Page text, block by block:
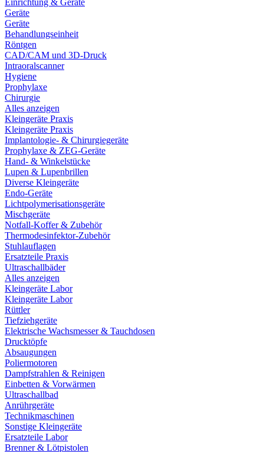
Einrichtung & Geräte
Geräte
Geräte
Behandlungseinheit
Röntgen
CAD/CAM und 3D-Druck
Intraoralscanner
Hygiene
Prophylaxe
Chirurgie
Alles anzeigen
Kleingeräte Praxis
Kleingeräte Praxis
Implantologie- & Chirurgiegeräte
Prophylaxe & ZEG-Geräte
Hand- & Winkelstücke
Lupen & Lupenbrillen
Diverse Kleingeräte
Endo-Geräte
Lichtpolymerisationsgeräte
Mischgeräte
Notfall-Koffer & Zubehör
Thermodesinfektor-Zubehör
Stuhlauflagen
Ersatzteile Praxis
Ultraschallbäder
Alles anzeigen
Kleingeräte Labor
Kleingeräte Labor
Rüttler
Tiefziehgeräte
Elektrische Wachsmesser & Tauchdosen
Drucktöpfe
Absaugungen
Poliermotoren
Dampfstrahlen & Reinigen
Einbetten & Vorwärmen
Ultraschallbad
Anrührgeräte
Technikmaschinen
Sonstige Kleingeräte
Ersatzteile Labor
Brenner & Lötpistolen